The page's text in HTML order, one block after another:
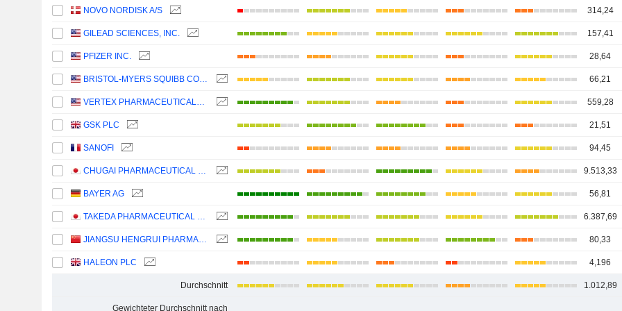
NOVO NORDISK A/S 314,24
GILEAD SCIENCES, INC. 157,41
PFIZER INC. 28,64
BRISTOL-MYERS SQUIBB COMPANY 66,21
VERTEX PHARMACEUTICALS INCORPORATED 559,28
GSK PLC 21,51
SANOFI 94,45
CHUGAI PHARMACEUTICAL CO., LTD. 9.513,33
BAYER AG 56,81
TAKEDA PHARMACEUTICAL COMPANY LIMITED 6.387,69
JIANGSU HENGRUI PHARMACEUTICALS CO.,LTD 80,33
HALEON PLC 4,196
Durchschnitt 1.012,89
Gewichteter Durchschnitt nach